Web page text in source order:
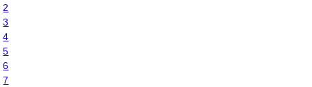
2
3
4
5
6
7